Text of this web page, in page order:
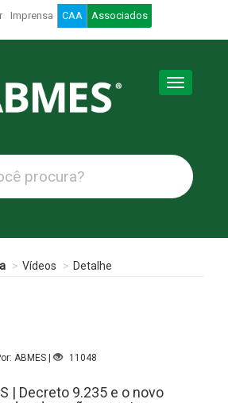
Imprensa CAA Associados
Toggle
Vídeos Detalhe
ABMES | 11048
| Decreto 9.235 e o novo